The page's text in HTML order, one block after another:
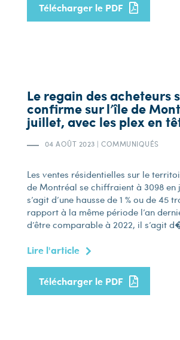
Télécharger le PDF
Le regain des acheteurs
confirme sur l’île de
juillet, avec les plex en
04 AOÛT 2023 | COMMUNIQUÉS
Les ventes résidentielles sur le
de Montréal se chiffraient à 3 098 en
s’agit d’une hausse de 1 % ou de 45
rapport à la même période l’an
d’être comparable à 2022, il s’agit
Lire l'article
Télécharger le PDF